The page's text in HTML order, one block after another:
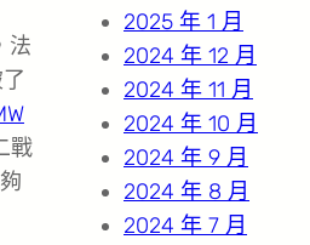
法
戰
2025 年 1 月
2024 年 12 月
2024 年 11 月
2024 年 10 月
2024 年 9 月
2024 年 8 月
2024 年 7 月